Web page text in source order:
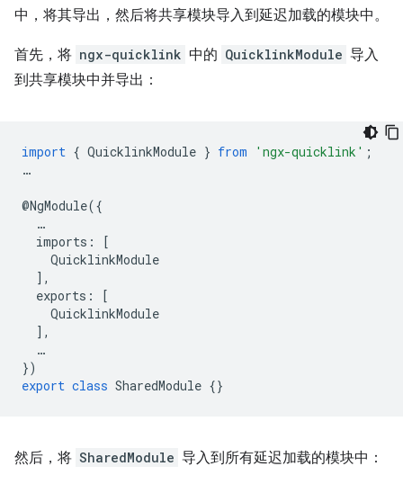
中，将其导出，然后将共享模块导入到延迟加载的模块中。
首先，将 ngx-quicklink 中的 QuicklinkModule 导入
到共享模块中并导出：
import { QuicklinkModule } from 'ngx-quicklink' ;
…
@NgModule({
…
imports :
[
QuicklinkModule
],
exports :
[
QuicklinkModule
],
…
})
export class SharedModule {}
然后，将 SharedModule 导入到所有延迟加载的模块中：